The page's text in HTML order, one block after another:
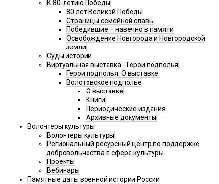
К 80-летию Победы
80 лет Великой Победы
Страницы семейной славы
Победившие – навечно в памяти
Освобождение Новгорода и Новгородской
земли
Суды истории
Виртуальная выставка - Герои подполья
Герои подполья. О выставке.
Волотовское подполье
О выставке
Книги
Периодические издания
Архивные документы
Волонтеры культуры
Волонтеры культуры
Региональный ресурсный центр по поддержке
добровольчества в сфере культуры
Проекты
Вебинары
Памятные даты военной истории России